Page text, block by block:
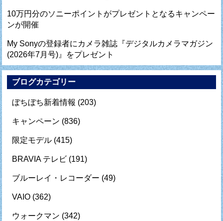
10万円分のソニーポイントがプレゼントとなるキャンペー
ンが開催
My Sonyの登録者にカメラ雑誌『デジタルカメラマガジン
(2026年7月号)』をプレゼント
ブログカテゴリー
ぼちぼち新着情報 (203)
キャンペーン (836)
限定モデル (415)
BRAVIA テレビ (191)
ブルーレイ・レコーダー (49)
VAIO (362)
ウォークマン (342)